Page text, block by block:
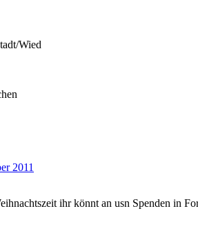
Wied
2011
ihr könnt an usn Spenden in